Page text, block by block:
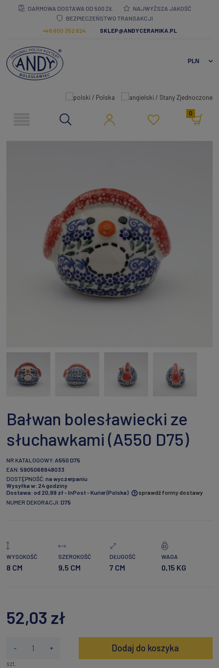
DARMOWA DOSTAWA OD 500 ZŁ
NAJWYŻSZA JAKOŚĆ
BEZPIECZEŃSTWO TRANSAKCJI
+48 600 352 624
SKLEP@ANDYCERAMIKA.PL
0
Bałwan bolesławiecki ze
słuchawkami (A550 D75)
NR KATALOGOWY: A550 D75
EAN: 5905068948033
DOSTĘPNOŚĆ: na wyczerpaniu
Wysyłka w: 24 godziny
Dostawa: od 20,99 zł- InPost - Kurier(Polska)
Cena nie zawiera ewentualnych kosztów płatności
sprawdź formy dostawy
NUMER DEKORACJI: D75
WYSOKOŚĆ
8 CM
SZEROKOŚĆ
9,5 CM
DŁUGOŚĆ
7 CM
WAGA
0,15 KG
52,03 zł
- +
szt.
Dodaj do koszyka